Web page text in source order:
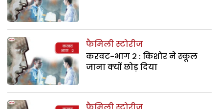
फैमिली स्टोरीज
करवट-भाग 2 : किशोर ने स्कूल
जाना क्यों छोड़ दिया